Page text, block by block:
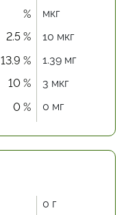
%
мкг
2.5 %
10 мкг
13.9 %
1.39 мг
10 %
3 мкг
0 % 0 мг
0 г